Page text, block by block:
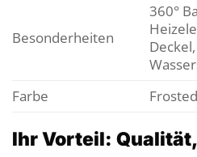
Besonderheiten
360°
Farbe
Ihr Vorteil: